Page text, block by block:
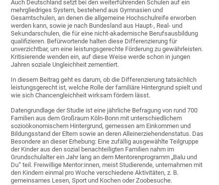
Auch Deutschland setzt bei den weiterführenden Schulen auf ein
mehrgliedriges System, bestehend aus Gymnasien und
Gesamtschulen, an denen die allgemeine Hochschulreife erworben
werden kann, sowie je nach Bundesland aus Haupt-, Real- und
Sekundarschulen, die für eine nicht-akademische Berufsausbildung
qualifizieren. Befürwortende halten diese Differenzierung für
unverzichtbar, um eine leistungsgerechte Förderung zu gewährleisten.
Kritisierende wenden ein, auf diese Weise werde schon in jungen
Jahren soziale Ungleichheit zementiert.
In diesem Beitrag geht es darum, ob die Differenzierung tatsächlich
leistungsgerecht ist, welche Rolle der familiäre Hintergrund spielt und
wie sich Chancengleichheit wirksam fördern lässt.
Datengrundlage der Studie ist eine jährliche Befragung von rund 700
Familien aus dem Großraum Köln-Bonn mit unterschiedlichem
sozioökonomischem Hintergrund, gemessen am Einkommen und
Bildungsstand der Eltern sowie an deren Alleinerziehendenstatus. Das
Besondere an dieser Erhebung: Eine zufällig ausgewählte Teilgruppe
der Kinder aus den sozial benachteiligten Familien nahm im
Grundschulalter ein Jahr lang an dem Mentorenprogramm „Balu und
Du“ teil. Freiwillige Mentor:innen, meist Studierende, unternahmen mit
den Kindern einmal pro Woche verschiedene Aktivitäten, z. B.
gemeinsames Lesen, Sport und Kochen oder Zoobesuche.